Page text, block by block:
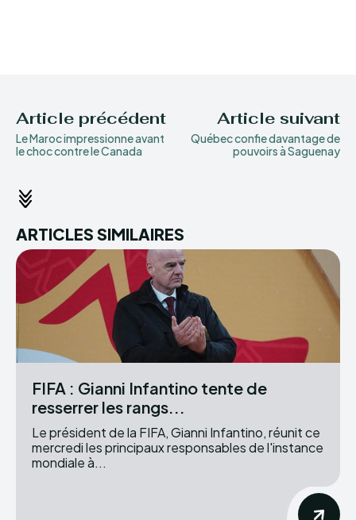
Article précédent
Le Maroc impressionne avant
le choc contre le Canada
Article suivant
Québec confie davantage de
pouvoirs à Saguenay
ARTICLES SIMILAIRES
FIFA : Gianni Infantino tente de
resserrer les rangs...
Le président de la FIFA, Gianni Infantino, réunit ce
mercredi les principaux responsables de l'instance
mondiale à...